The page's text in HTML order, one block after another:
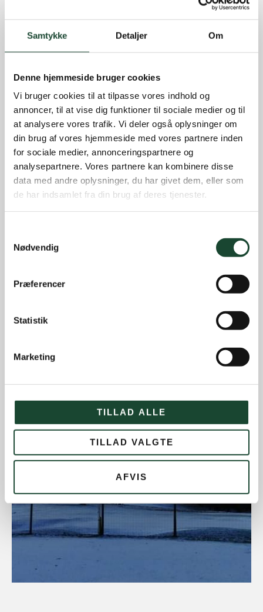
Samtykke Detaljer Om
Denne hjemmeside bruger cookies
Vi bruger cookies til at tilpasse vores indhold og
annoncer, til at vise dig funktioner til sociale medier og til
at analysere vores trafik. Vi deler også oplysninger om
din brug af vores hjemmeside med vores partnere inden
for sociale medier, annonceringspartnere og
analysepartnere. Vores partnere kan kombinere disse
data med andre oplysninger, du har givet dem, eller som
de har indsamlet fra din brug af deres tjenester.
Nødvendig
Præferencer
Statistik
Marketing
TILLAD ALLE
TILLAD VALGTE
AFVIS